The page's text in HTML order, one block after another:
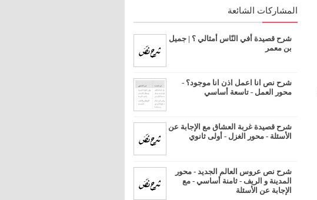
المشاركات الشائعة
شرح قصيدة أفي النّاس أمثالي ؟ | جميل
بن معمر
شرح نص انا اعمل اذن انا موجود؟ -
محور العمل - تاسعة أساسي
شرح قصيدة غربة العشاق مع الإجابة عن
الأسئلة - محور الغزل - أولى ثانوي
شرح نص عروس العالم الجديد - محور
المدينة و الريف - ثامنة أساسي - مع
الإجابة عن الأسئلة